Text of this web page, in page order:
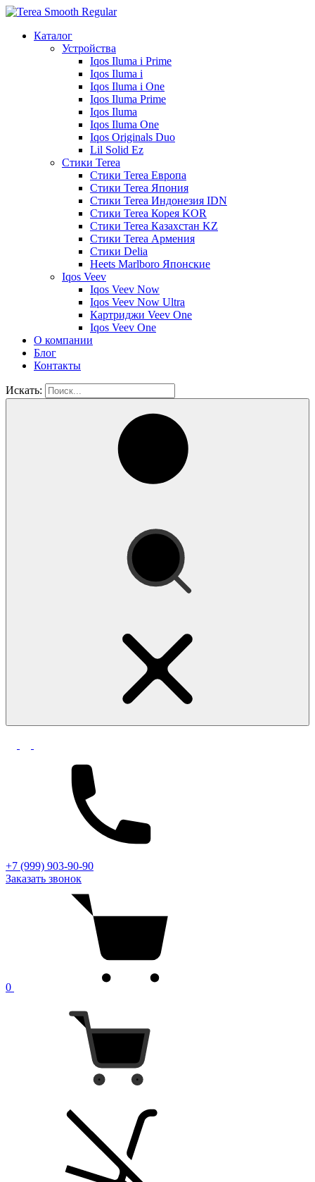
Каталог
Устройства
Iqos Iluma i Prime
Iqos Iluma i
Iqos Iluma i One
Iqos Iluma Prime
Iqos Iluma
Iqos Iluma One
Iqos Originals Duo
Lil Solid Ez
Стики Terea
Cтики Terea Европа
Стики Terea Япония
Стики Terea Индонезия IDN
Стики Terea Корея KOR
Стики Terea Казахстан KZ
Стики Terea Армения
Стики Delia
Heets Marlboro Японские
Iqos Veev
Iqos Veev Now
Iqos Veev Now Ultra
Картриджи Veev One
Iqos Veev One
О компании
Блог
Контакты
Искать:
+7 (999) 903-90-90
Заказать звонок
0